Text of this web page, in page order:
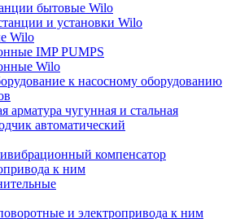
бытовые Wilo
и установки Wilo
Wilo
IMP PUMPS
Wilo
к насосному оборудованию
чугунная и стальная
автоматический
компенсатор
к ним
и электропривода к ним